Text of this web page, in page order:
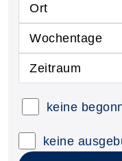
Ort
Wochentage
Zeitraum
keine
keine